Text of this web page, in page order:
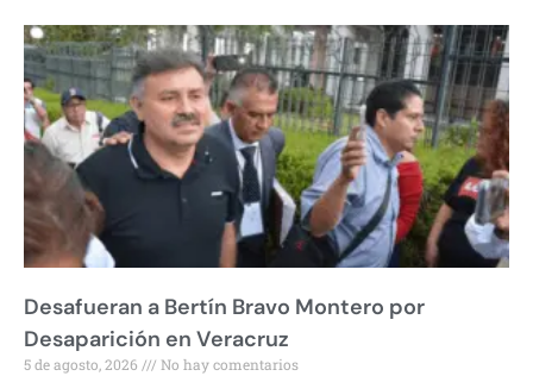
Desafueran a Bertín Bravo Montero por
Desaparición en Veracruz
5 de agosto, 2026 No hay comentarios